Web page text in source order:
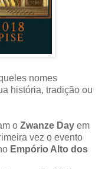
nomes
história, tradição ou
o Zwanze Day em
vez o evento
Empório Alto dos